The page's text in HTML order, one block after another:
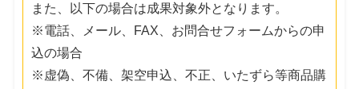
また、以下の場合は成果対象外となります。
※電話、メール、FAX、お問合せフォームからの申
込の場合
※虚偽、不備、架空申込、不正、いたずら等商品購